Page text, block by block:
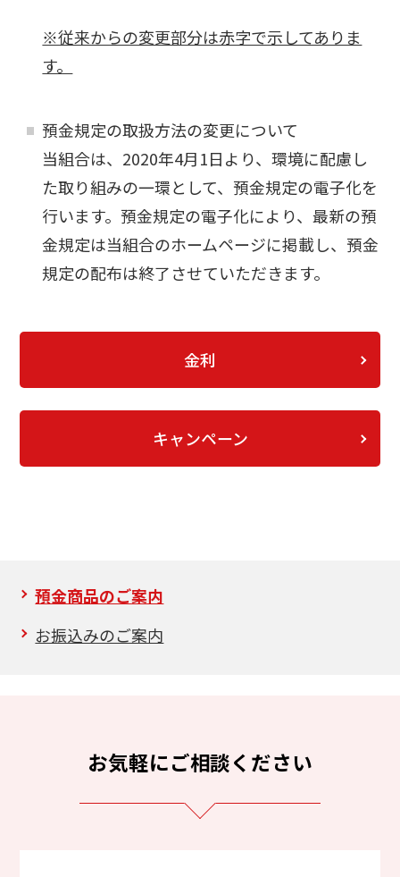
※従来からの変更部分は赤字で示してありま
す。
預金規定の取扱方法の変更について
当組合は、2020年4月1日より、環境に配慮し
た取り組みの一環として、預金規定の電子化を
行います。預金規定の電子化により、最新の預
金規定は当組合のホームページに掲載し、預金
規定の配布は終了させていただきます。
金利
キャンペーン
預金商品のご案内
お振込みのご案内
お気軽にご相談ください